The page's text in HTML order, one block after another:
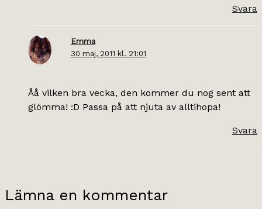
Svara
Emma
30 maj, 2011 kl. 21:01
Åå vilken bra vecka, den kommer du nog sent att
glömma! :D Passa på att njuta av alltihopa!
Svara
Lämna en kommentar